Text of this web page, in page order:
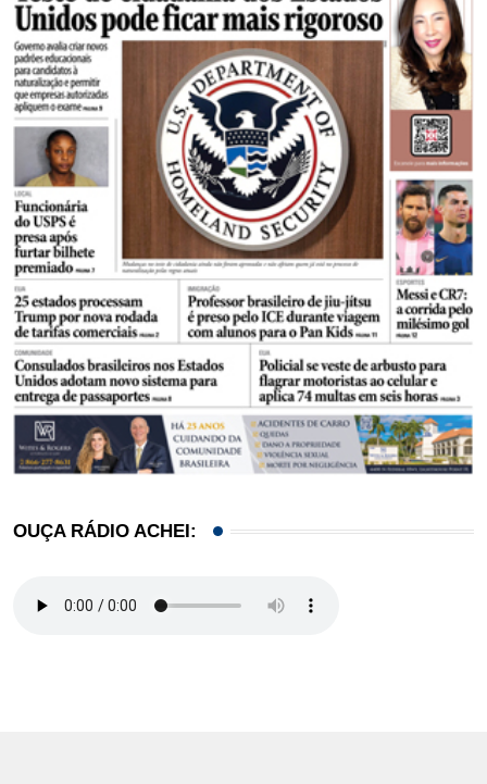
OUÇA RÁDIO ACHEI: